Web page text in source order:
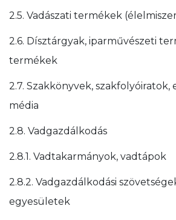
2.5. Vadászati termékek
2.6. Dísztárgyak, iparművészeti
termékek
2.7. Szakkönyvek,
média
2.8. Vadgazdálkodás
2.8.1. Vadtakarmányok, vadtápok
2.8.2. Vadgazdálkodási
egyesületek